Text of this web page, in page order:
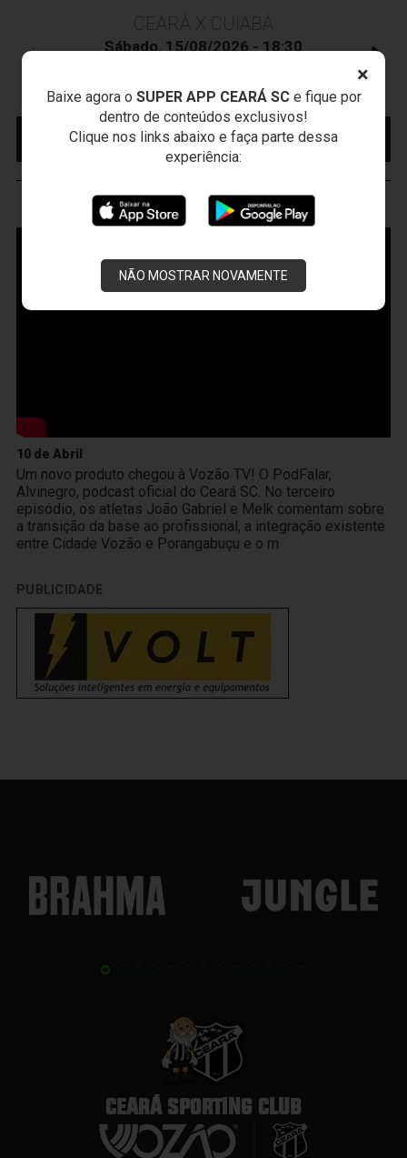
×
Baixe agora o SUPER APP CEARÁ SCe fique por
dentro de conteúdos exclusivos!
Clique nos links abaixo e faça parte dessa
experiência:
NÃO MOSTRAR NOVAMENTE
CEARÁ X CUIABÁ
Sábado, 15/08/2026 - 18:30
Campeonato Brasileiro • 2º Turno • 22 ª Rodada
MAIS INFORMAÇÕES
COMPRE AQUI SEU
INGRESSO
VOZÃO TV
10 de Abril
Um novo produto chegou à Vozão TV! O PodFalar,
Alvinegro, podcast oficial do Ceará SC. No terceiro
episódio, os atletas João Gabriel e Melk comentam sobre
a transição da base ao profissional, a integração existente
entre Cidade Vozão e Porangabuçu e o m
PUBLICIDADE
CEARÁ SPORTING CLUB